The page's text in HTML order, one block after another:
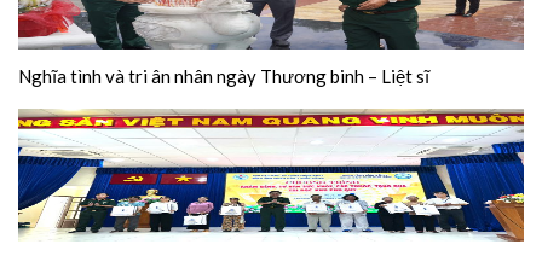
Nghĩa tình và tri ân nhân ngày Thương binh – Liệt sĩ